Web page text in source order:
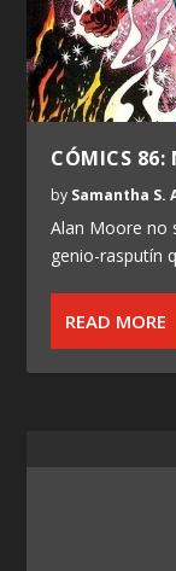
CÓMICS
by Samantha S.
Alan Moore no
genio-rasputín
READ MORE